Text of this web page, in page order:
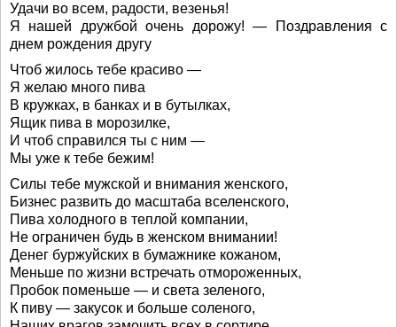
Удачи во всем, радости, везенья!
Я нашей дружбой очень дорожу! — Поздравления с
днем рождения другу
Чтоб жилось тебе красиво —
Я желаю много пива
В кружках, в банках и в бутылках,
Ящик пива в морозилке,
И чтоб справился ты с ним —
Мы уже к тебе бежим!
Силы тебе мужской и внимания женского,
Бизнес развить до масштаба вселенского,
Пива холодного в теплой компании,
Не ограничен будь в женском внимании!
Денег буржуйских в бумажнике кожаном,
Меньше по жизни встречать отмороженных,
Пробок поменьше — и света зеленого,
К пиву — закусок и больше соленого,